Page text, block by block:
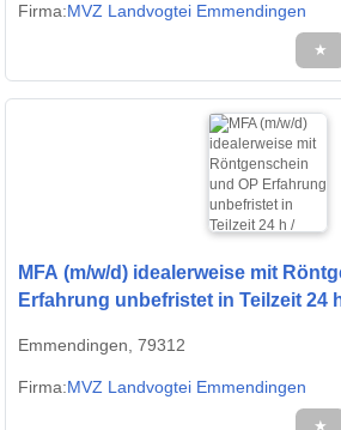
Firma:MVZ Landvogtei Emmendingen
★
MFA (m/w/d) idealerweise mit
Erfahrung unbefristet in Teilzeit 24
Emmendingen, 79312
Firma:MVZ Landvogtei Emmendingen
★